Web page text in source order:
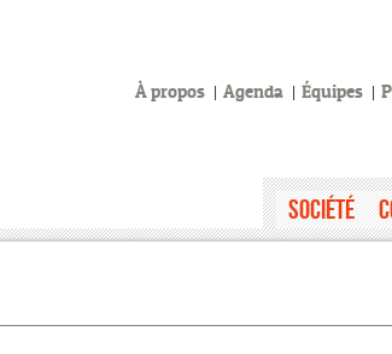
Société
À propos Agenda Équipes